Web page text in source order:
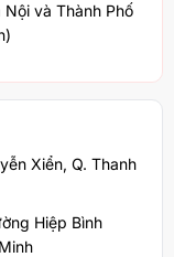
và Thành Phố
Xiển, Q. Thanh
Hiệp Bình